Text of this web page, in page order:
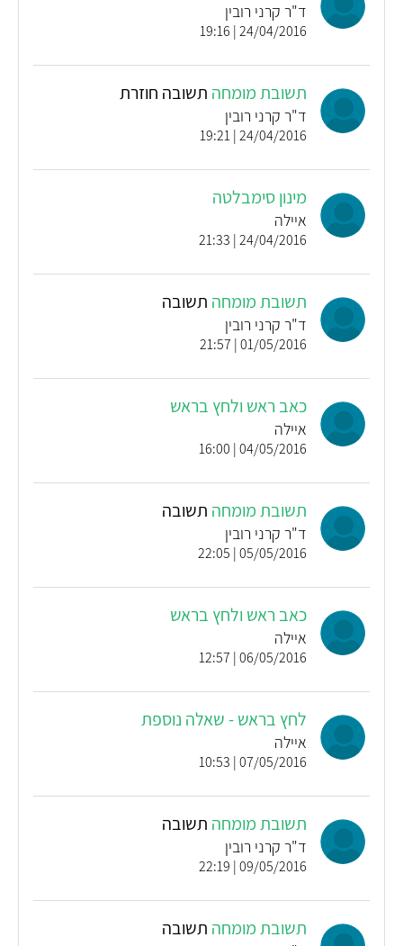
ד"ר קרני רובין
24/04/2016 | 19:16
תשובת מומחה תשובה חוזרת
ד"ר קרני רובין
24/04/2016 | 19:21
מינון סימבלטה
איילה
24/04/2016 | 21:33
תשובת מומחה תשובה
ד"ר קרני רובין
01/05/2016 | 21:57
כאב ראש ולחץ בראש
איילה
04/05/2016 | 16:00
תשובת מומחה תשובה
ד"ר קרני רובין
05/05/2016 | 22:05
כאב ראש ולחץ בראש
איילה
06/05/2016 | 12:57
לחץ בראש - שאלה נוספת
איילה
07/05/2016 | 10:53
תשובת מומחה תשובה
ד"ר קרני רובין
09/05/2016 | 22:19
תשובת מומחה תשובה